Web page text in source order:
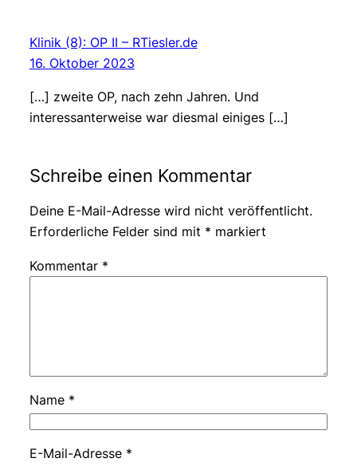
Klinik (8): OP II – RTiesler.de
16. Oktober 2023
[…] zweite OP, nach zehn Jahren. Und
interessanterweise war diesmal einiges […]
Schreibe einen Kommentar
Deine E-Mail-Adresse wird nicht veröffentlicht.
Erforderliche Felder sind mit * markiert
Kommentar *
Name *
E-Mail-Adresse *